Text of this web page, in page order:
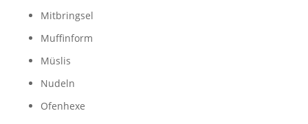
Mitbringsel
Muffinform
Müslis
Nudeln
Ofenhexe